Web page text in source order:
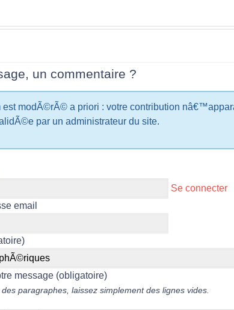
un commentaire ?
est modÃ©rÃ© a priori : votre contribution
par un administrateur du site.
Se connecter
email
Texte de votre message (obligatoire)
paragraphes, laissez simplement des lignes vides.